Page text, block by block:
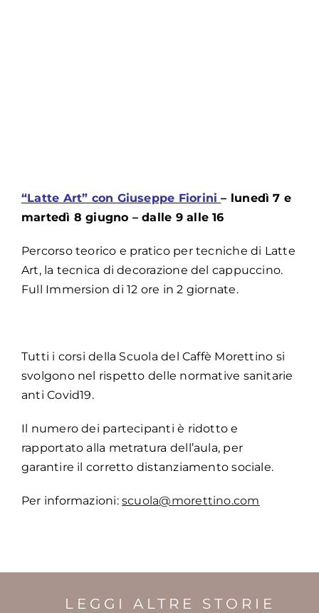
“Latte Art” con Giuseppe Fiorini – lunedì 7 e
martedì 8 giugno – dalle 9 alle 16
Percorso teorico e pratico per tecniche di Latte
Art, la tecnica di decorazione del cappuccino.
Full Immersion di 12 ore in 2 giornate.
Tutti i corsi della Scuola del Caffè Morettino si
svolgono nel rispetto delle normative sanitarie
anti Covid19.
Il numero dei partecipanti è ridotto e
rapportato alla metratura dell’aula, per
garantire il corretto distanziamento sociale.
Per informazioni:scuola@morettino.com
LEGGI ALTRE STORIE